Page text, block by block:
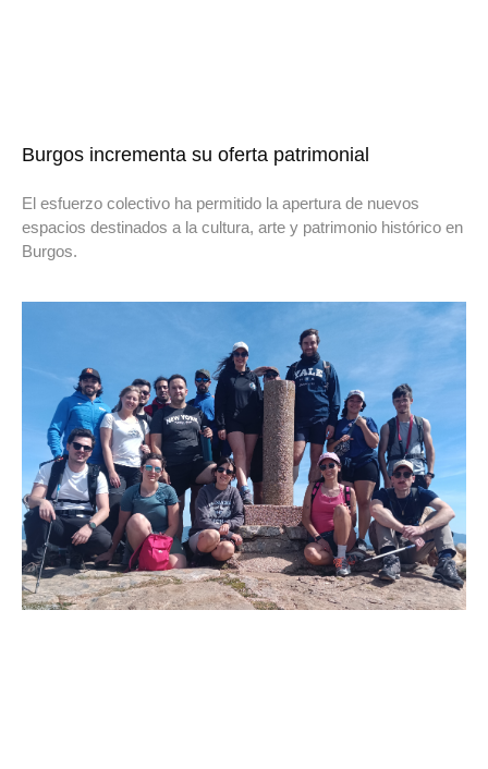
Burgos incrementa su oferta patrimonial
El esfuerzo colectivo ha permitido la apertura de nuevos
espacios destinados a la cultura, arte y patrimonio histórico en
Burgos.